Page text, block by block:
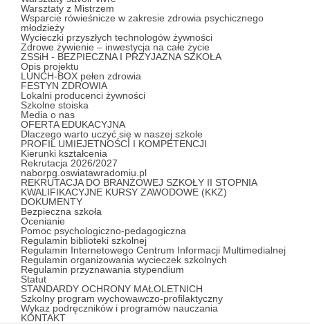
Warsztaty z Mistrzem
Wsparcie rówieśnicze w zakresie zdrowia psychicznego
młodzieży
Wycieczki przyszłych technologów żywności
Zdrowe żywienie – inwestycja na całe życie
ZSSiH - BEZPIECZNA I PRZYJAZNA SZKOŁA
Opis projektu
LUNCH-BOX pełen zdrowia
FESTYN ZDROWIA
Lokalni producenci żywności
Szkolne stoiska
Media o nas
OFERTA EDUKACYJNA
Dlaczego warto uczyć się w naszej szkole
PROFIL UMIEJETNOŚCI I KOMPETENCJI
Kierunki kształcenia
Rekrutacja 2026/2027
naborpg.oswiatawradomiu.pl
REKRUTACJA DO BRANŻOWEJ SZKOŁY II STOPNIA
KWALIFIKACYJNE KURSY ZAWODOWE (KKZ)
DOKUMENTY
Bezpieczna szkoła
Ocenianie
Pomoc psychologiczno-pedagogiczna
Regulamin biblioteki szkolnej
Regulamin Internetowego Centrum Informacji Multimedialnej
Regulamin organizowania wycieczek szkolnych
Regulamin przyznawania stypendium
Statut
STANDARDY OCHRONY MAŁOLETNICH
Szkolny program wychowawczo-profilaktyczny
Wykaz podręczników i programów nauczania
KONTAKT